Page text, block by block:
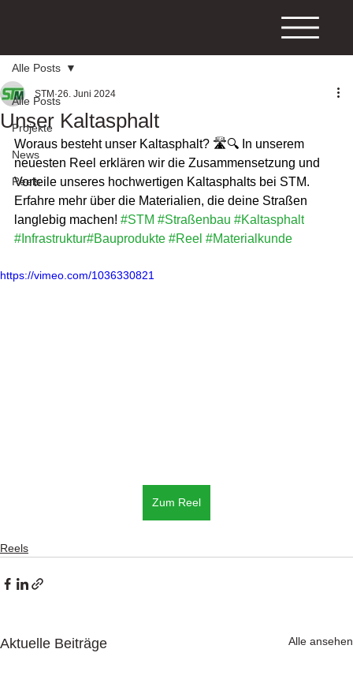
Alle Posts
Projekte
News
Reels
Alle Posts
Unser Kaltasphalt
STM 26. Juni 2024
Woraus besteht unser Kaltasphalt? 🛣️🔍 In unserem
neuesten Reel erklären wir die Zusammensetzung und
Vorteile unseres hochwertigen Kaltasphalts bei STM.
Erfahre mehr über die Materialien, die deine Straßen
langlebig machen! #STM #Straßenbau #Kaltasphalt
#Infrastruktur#Bauprodukte #Reel #Materialkunde
https://vimeo.com/1036330821
Zum Reel
Reels
Aktuelle Beiträge Alle ansehen